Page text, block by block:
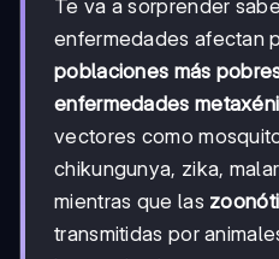
Te va a sorprender
enfermedades afectan
poblaciones más
enfermedades
vectores como
chikungunya, zika,
mientras que las
transmitidas por